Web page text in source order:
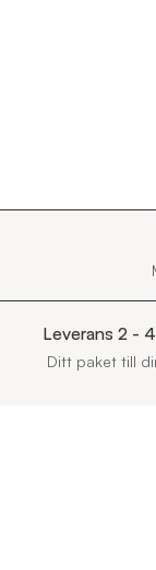
Leverans 2 -
Ditt paket till